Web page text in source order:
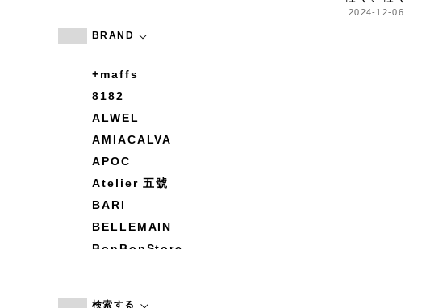
BRAND
+maffs
8182
ALWEL
AMIACALVA
APOC
Atelier 五號
BARI
BELLEMAIN
BonBonStore
検索する
2024-12-06